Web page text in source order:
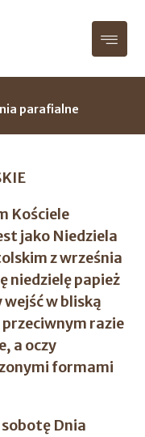
parafialne
Kościele
jako Niedziela
z września
niedzielę papież
wejść w bliską
razie
a oczy
formami
sobotę Dnia